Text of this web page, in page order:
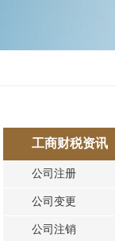
工商财税资讯
公司注册
公司变更
公司注销